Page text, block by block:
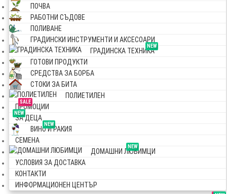
ПОЧВА
РАБОТНИ СЪДОВЕ
ПОЛИВАНЕ
ГРАДИНСКИ ИНСТРУМЕНТИ И АКСЕСОАРИ
NEW
ГРАДИНСКА ТЕХНИКА
ГОТОВИ ПРОДУКТИ
СРЕДСТВА ЗА БОРБА
СТОКИ ЗА БИТА
ПОЛИЕТИЛЕН
SALE
ПРОМОЦИИ
NEW
ЗА ДЕЦА
NEW
ВИНО И РАКИЯ
СЕМЕНА
NEW
ДОМАШНИ ЛЮБИМЦИ
УСЛОВИЯ ЗА ДОСТАВКА
КОНТАКТИ
ИНФОРМАЦИОНЕН ЦЕНТЪР